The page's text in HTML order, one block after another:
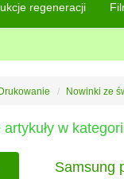
regeneracji
Drukowanie Nowinki ze
w
Samsung